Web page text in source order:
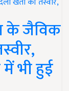
के जैविक
भी हुई